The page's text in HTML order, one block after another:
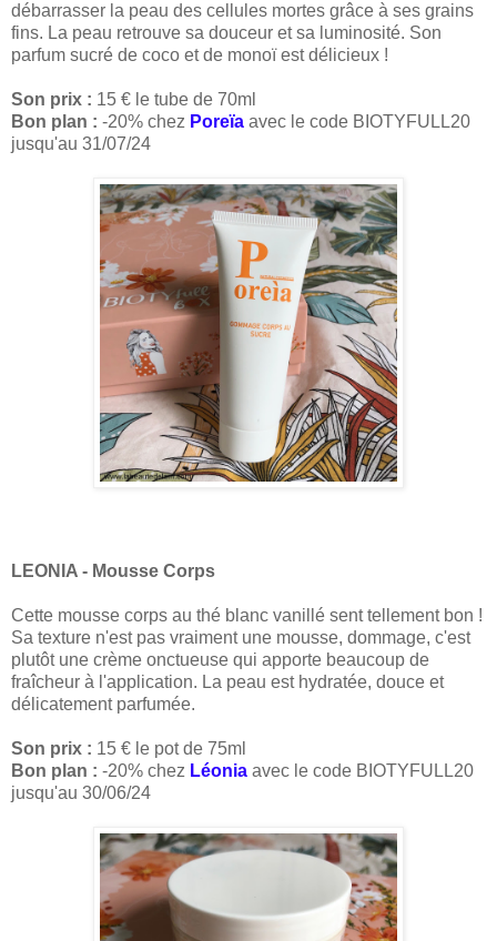
débarrasser la peau des cellules mortes grâce à ses grains
fins. La peau retrouve sa douceur et sa luminosité. Son
parfum sucré de coco et de monoï est délicieux !
Son prix : 15 € le tube de 70ml
Bon plan : -20% chez Poreïa avec le code BIOTYFULL20
jusqu'au 31/07/24
LEONIA - Mousse Corps
Cette mousse corps au thé blanc vanillé sent tellement bon !
Sa texture n'est pas vraiment une mousse, dommage, c'est
plutôt une crème onctueuse qui apporte beaucoup de
fraîcheur à l'application. La peau est hydratée, douce et
délicatement parfumée.
Son prix : 15 € le pot de 75ml
Bon plan : -20% chez Léonia avec le code BIOTYFULL20
jusqu'au 30/06/24